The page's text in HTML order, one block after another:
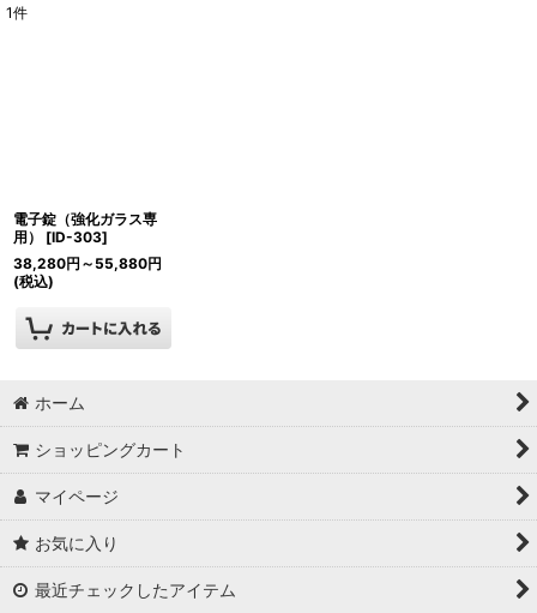
1件
電子錠（強化ガラス専
用）
[ID-303]
38,280円 ～55,880円
(税込)
ホーム
ショッピングカート
マイページ
お気に入り
最近チェックしたアイテム